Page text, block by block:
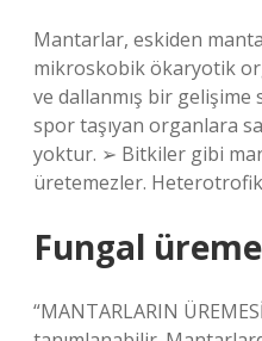
Mantarlar, eskiden
mikroskobik ökaryotik
ve dallanmış bir
spor taşıyan organlara
yoktur. ➢ Bitkiler gibi
üretemezler.
Fungal
“MANTARLARIN